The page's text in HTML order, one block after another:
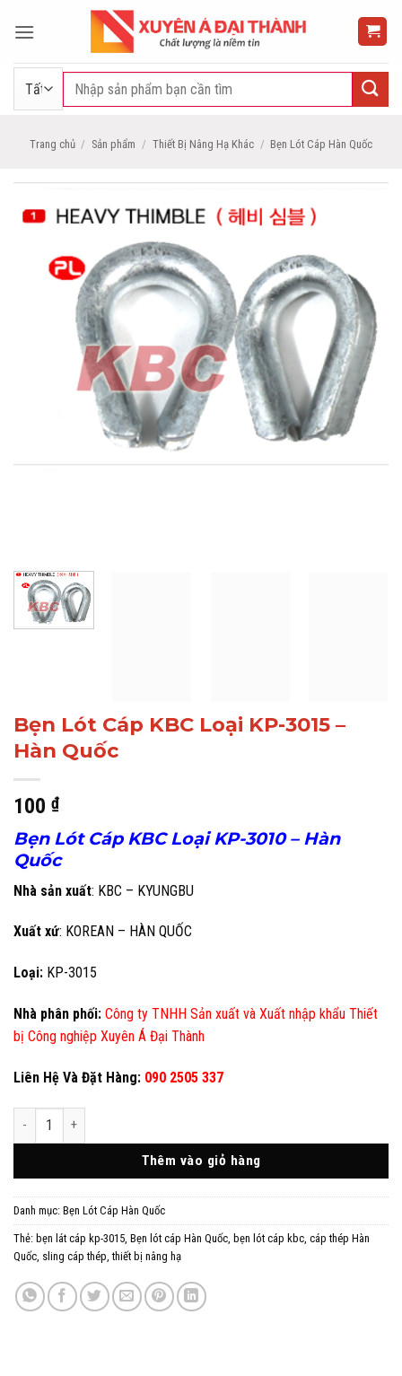
qua
Tìm
Trang chủ / Sản phẩm / Thiết Bị Nâng Hạ Khác / Bẹn Lót Cáp Hàn Quốc
Bẹn Lót Cáp KBC Loại KP-3015 –
Hàn Quốc
100 ₫
Bẹn Lót Cáp KBC LoạiKP-3010 – Hàn
Quốc
Nhà sản xuất: KBC – KYUNGBU
Xuất xứ: KOREAN – HÀN QUỐC
Loại: KP-3015
Nhà phân phối: Công ty TNHH Sản xuất và Xuất nhập khẩu Thiết
bị Công nghiệp Xuyên Á Đại Thành
Liên Hệ Và Đặt Hàng: 090 2505 337
Bẹn Lót Cáp KBC Loại KP-3015 - Hàn Quốc số lượng
Thêm vào giỏ hàng
Danh mục: Bẹn Lót Cáp Hàn Quốc
Thẻ: bẹn lát cáp kp-3015, Bẹn lót cáp Hàn Quốc, bẹn lót cáp kbc, cáp thép Hàn
Quốc, sling cáp thép,thiết bị nâng hạ